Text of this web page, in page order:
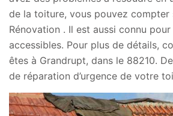
de la toiture, vous pouvez compter
Rénovation . Il est aussi connu
accessibles. Pour plus de détails,
êtes à Grandrupt, dans le 88210.
de réparation d’urgence de votre